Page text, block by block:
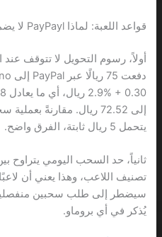
قواعد اللعبة: لماذا PayPayl لا يضمن السهولة
أولاً، رسوم التحويل لا تتوقف عند
إلى 72.52 ريال. مقارنةً
يتحمل 5 ريال ثابتة، الفرق واضح.
سيضطر إلى طلب سحبين
يُذكر في أي بروماو.